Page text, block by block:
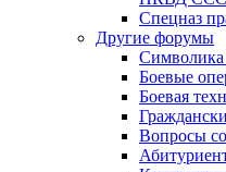
Спецназ
Другие форумы
Символика
Боевые
Боевая
Вопросы